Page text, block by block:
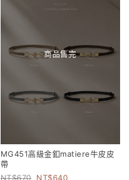
商品售完
MG451高級金釦matiere牛皮皮
帶
670
640